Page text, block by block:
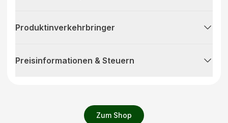
Zum Shop
Produktinverkehrbringer
Preisinformationen & Steuern